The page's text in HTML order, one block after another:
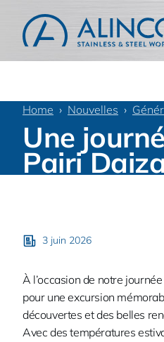
Home Nouvelles
Une
Pairi
3 juin 2026
À l’occasion de notre
pour une excursion
découvertes et des belles
Avec des températures